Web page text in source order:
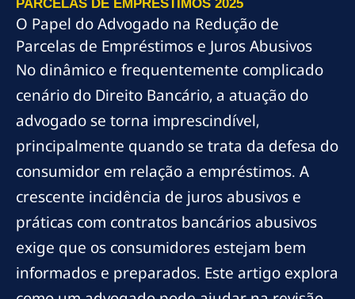
PARCELAS DE EMPRÉSTIMOS 2025
O Papel do Advogado na Redução de
Parcelas de Empréstimos e Juros Abusivos
No dinâmico e frequentemente complicado
cenário do Direito Bancário, a atuação do
advogado se torna imprescindível,
principalmente quando se trata da defesa do
consumidor em relação a empréstimos. A
crescente incidência de juros abusivos e
práticas com contratos bancários abusivos
exige que os consumidores estejam bem
informados e preparados. Este artigo explora